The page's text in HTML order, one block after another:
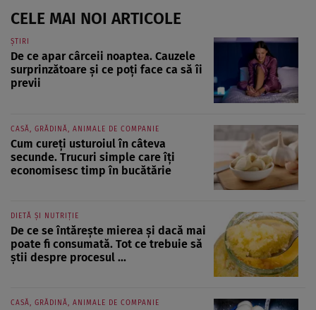
CELE MAI NOI ARTICOLE
ȘTIRI
De ce apar cârceii noaptea. Cauzele
surprinzătoare și ce poți face ca să îi
previi
CASĂ, GRĂDINĂ, ANIMALE DE COMPANIE
Cum cureți usturoiul în câteva
secunde. Trucuri simple care îți
economisesc timp în bucătărie
DIETĂ ȘI NUTRIȚIE
De ce se întărește mierea și dacă mai
poate fi consumată. Tot ce trebuie să
știi despre procesul ...
CASĂ, GRĂDINĂ, ANIMALE DE COMPANIE